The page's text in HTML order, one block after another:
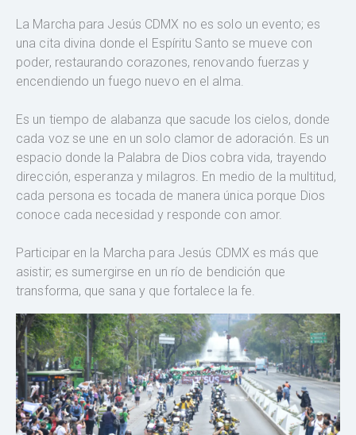
La Marcha para Jesús CDMX no es solo un evento; es
una cita divina donde el Espíritu Santo se mueve con
poder, restaurando corazones, renovando fuerzas y
encendiendo un fuego nuevo en el alma.
Es un tiempo de alabanza que sacude los cielos, donde
cada voz se une en un solo clamor de adoración. Es un
espacio donde la Palabra de Dios cobra vida, trayendo
dirección, esperanza y milagros. En medio de la multitud,
cada persona es tocada de manera única porque Dios
conoce cada necesidad y responde con amor.
Participar en la Marcha para Jesús CDMX es más que
asistir; es sumergirse en un río de bendición que
transforma, que sana y que fortalece la fe.